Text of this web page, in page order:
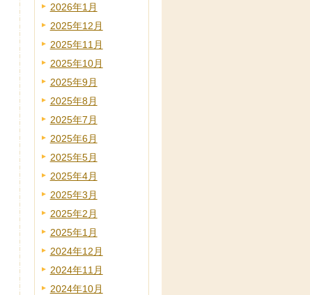
2026年1月
2025年12月
2025年11月
2025年10月
2025年9月
2025年8月
2025年7月
2025年6月
2025年5月
2025年4月
2025年3月
2025年2月
2025年1月
2024年12月
2024年11月
2024年10月